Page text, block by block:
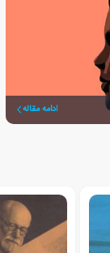
ادامه مقاله